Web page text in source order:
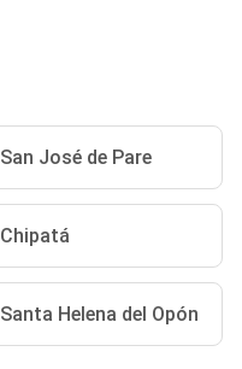
San José de Pare
Chipatá
Santa Helena del Opón